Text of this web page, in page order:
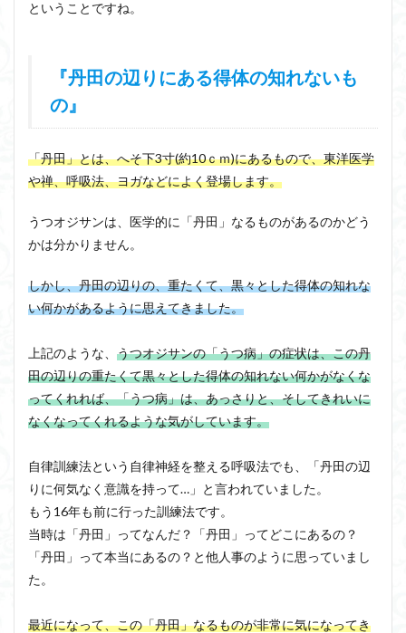
ということですね。
『丹田の辺りにある得体の知れないも
の』
「丹田」とは、へそ下3寸(約10ｃｍ)にあるもので、東洋医学
や禅、呼吸法、ヨガなどによく登場します。
うつオジサンは、医学的に「丹田」なるものがあるのかどう
かは分かりません。
しかし、丹田の辺りの、重たくて、黒々とした得体の知れな
い何かがあるように思えてきました。
上記のような、 うつオジサンの「うつ病」の症状は、この丹
田の辺りの重たくて黒々とした得体の知れない何かがなくな
ってくれれば、「うつ病」は、あっさりと、そしてきれいに
なくなってくれるような気がしています。
自律訓練法という自律神経を整える呼吸法でも、「丹田の辺
りに何気なく意識を持って…」と言われていました。
もう16年も前に行った訓練法です。
当時は「丹田」ってなんだ？「丹田」ってどこにあるの？
「丹田」って本当にあるの？と他人事のように思っていまし
た。
最近になって、この「丹田」なるものが非常に気になってき